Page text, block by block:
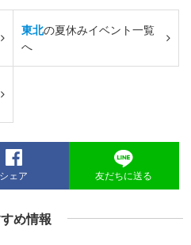
東北の夏休みイベント一覧
へ
シェア 友だちに送る
め情報